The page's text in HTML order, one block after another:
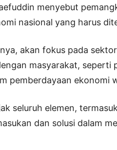
menyebut
nasional yang harus
akan fokus pada
masyarakat, seperti
pemberdayaan ekonomi
seluruh elemen,
dan solusi dalam